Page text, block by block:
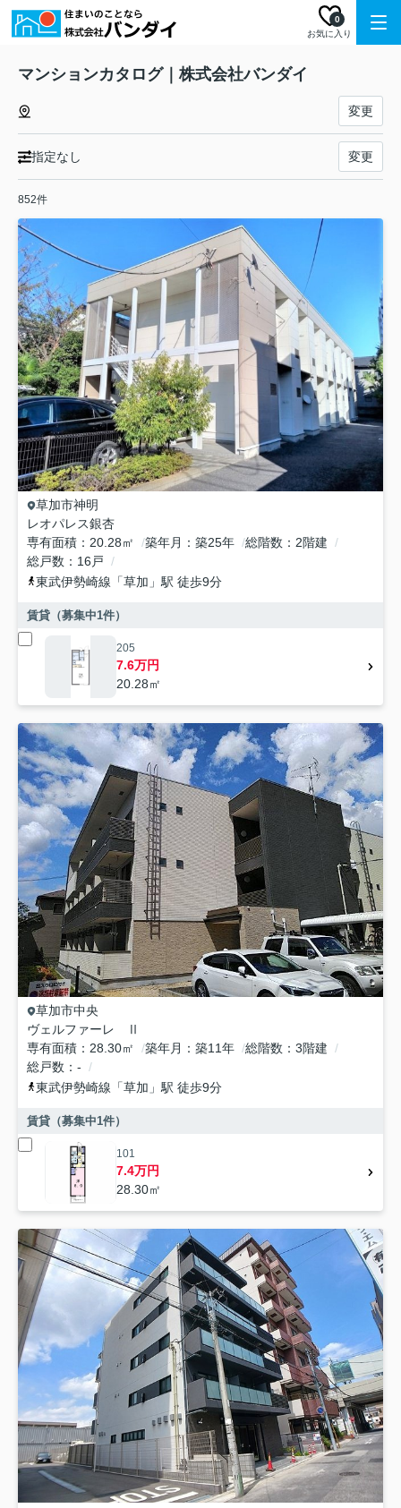
お気に入り
0
マンションカタログ｜株式会社バンダイ
変更
指定なし 変更
852件
草加市神明
レオパレス銀杏
専有面積
20.28㎡ 築年月 築25年 総階数
2階建
総戸数
16戸
東武伊勢崎線 「草加 」駅 徒歩9分
賃貸（募集中1件）
205
7.6万円
20.28㎡
草加市中央
ヴェルファーレ Ⅱ
専有面積
28.30㎡ 築年月 築11年 総階数
3階建
総戸数
-
東武伊勢崎線 「草加 」駅 徒歩9分
賃貸（募集中1件）
101
7.4万円
28.30㎡